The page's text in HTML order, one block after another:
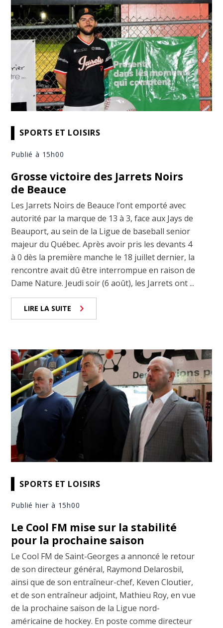
SPORTS ET LOISIRS
Publié à 15h00
Grosse victoire des Jarrets Noirs
de Beauce
Les Jarrets Noirs de Beauce l’ont emporté avec
autorité par la marque de 13 à 3, face aux Jays de
Beauport, au sein de la Ligue de baseball senior
majeur du Québec. Après avoir pris les devants 4
à 0 dès la première manche le 18 juillet dernier, la
rencontre avait dû être interrompue en raison de
Dame Nature. Jeudi soir (6 août), les Jarrets ont ...
LIRE LA SUITE
SPORTS ET LOISIRS
Publié hier à 15h00
Le Cool FM mise sur la stabilité
pour la prochaine saison
Le Cool FM de Saint-Georges a annoncé le retour
de son directeur général, Raymond Delarosbil,
ainsi que de son entraîneur-chef, Keven Cloutier,
et de son entraîneur adjoint, Mathieu Roy, en vue
de la prochaine saison de la Ligue nord-
américaine de hockey. En poste comme directeur